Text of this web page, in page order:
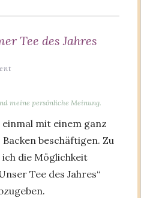
Tee des Jahres
meine persönliche Meinung.
mit einem ganz
beschäftigen. Zu
ich die Möglichkeit
Tee des Jahres“